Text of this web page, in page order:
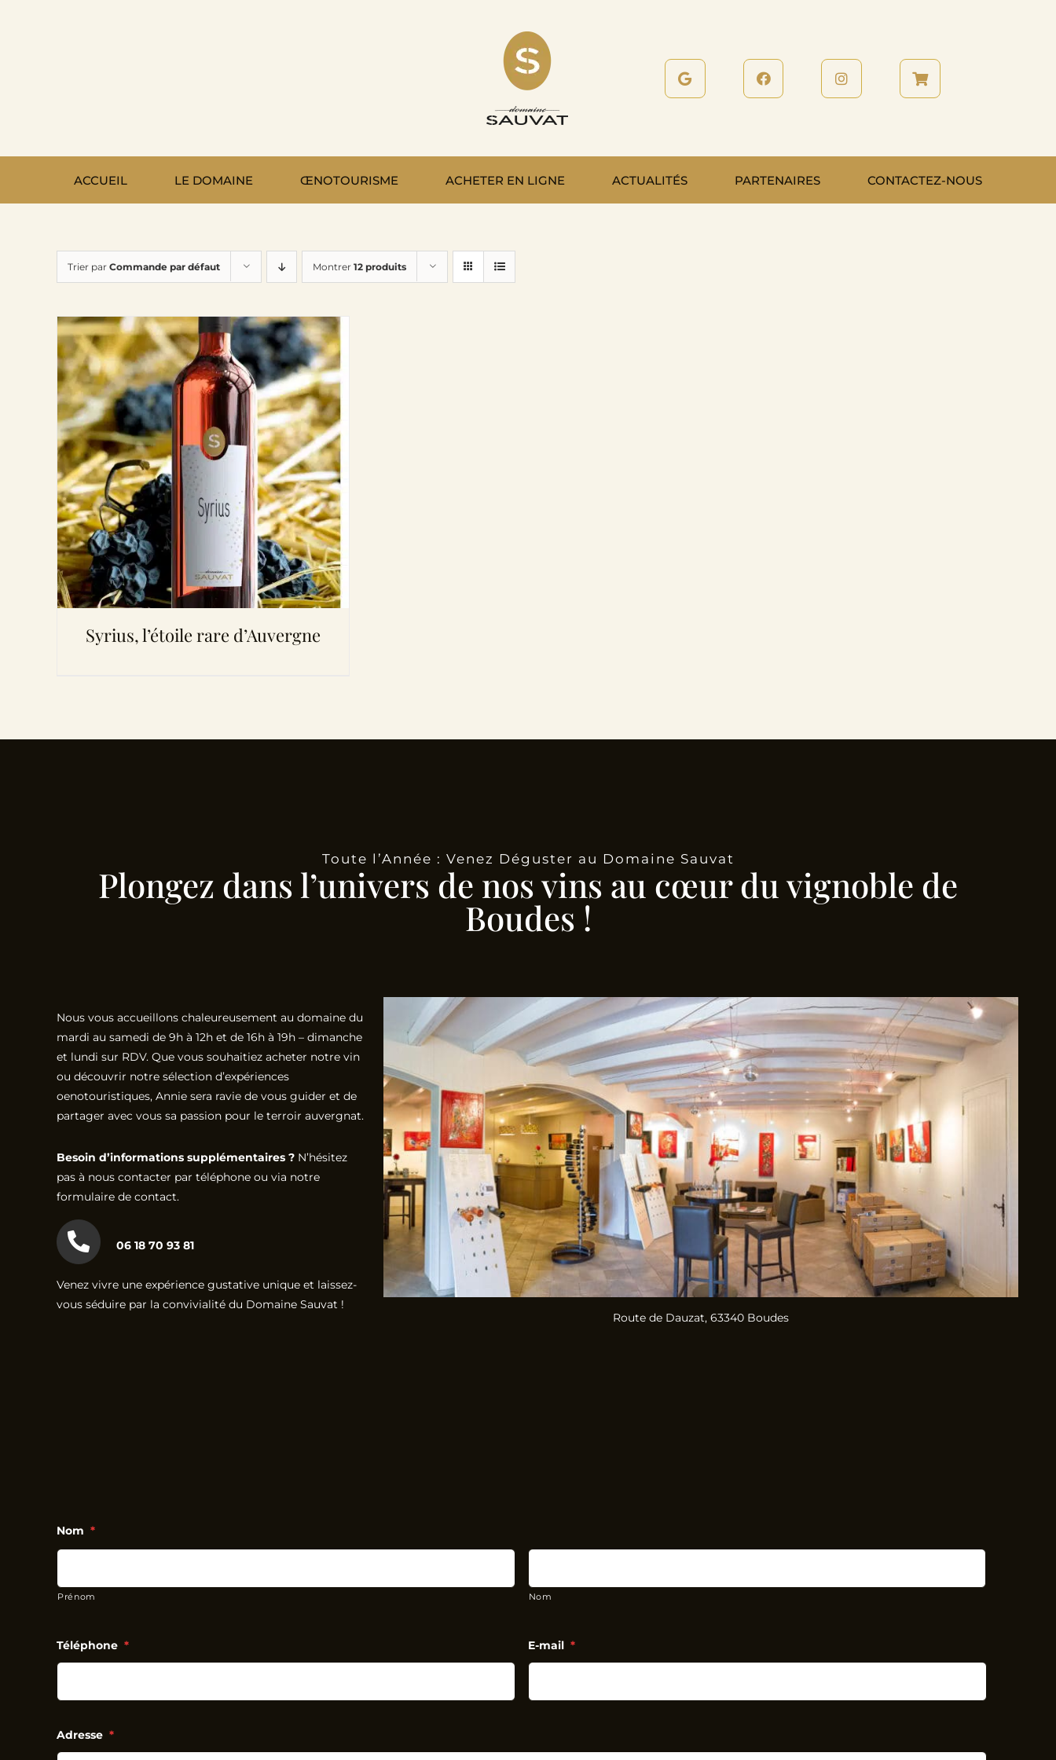
ACCUEIL LE DOMAINE ŒNOTOURISME ACHETER EN LIGNE ACTUALITÉS PARTENAIRES CONTACTEZ-NOUS
Trier par Commande par défaut Montrer 12 produits
Syrius, l’étoile rare d’Auvergne
Toute l’Année : Venez Déguster au Domaine Sauvat
Plongez dans l’univers de nos vins au cœur du vignoble de
Boudes !
Nous vous accueillons chaleureusement au domaine du
mardi au samedi de 9h à 12h et de 16h à 19h – dimanche
et lundi sur RDV. Que vous souhaitiez acheter notre vin
ou découvrir notre sélection d’expériences
oenotouristiques, Annie sera ravie de vous guider et de
partager avec vous sa passion pour le terroir auvergnat.
Besoin d’informations supplémentaires ?N’hésitez
pas à nous contacter par téléphone ou via notre
formulaire de contact.
06 18 70 93 81
Venez vivre une expérience gustative unique et laissez-
vous séduire par la convivialité du Domaine Sauvat !
Route de Dauzat, 63340 Boudes
Nom *
Prénom Nom
Téléphone * E-mail *
Adresse *